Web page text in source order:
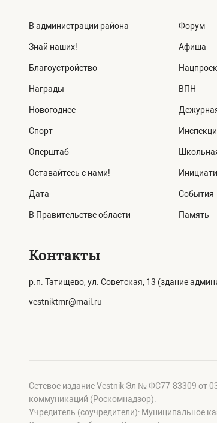
В администрации района
Знай наших!
Благоустройство
Награды
Новогоднее
Спорт
Оперштаб
Оставайтесь с нами!
Дата
В Правительстве области
Форум
Афиша
ВПН
События
Память
Контакты
р.п. Татищево, ул. Советская, 13 (здание
vestniktmr@mail.ru
Сетевое издание Vestnik Эл № ФС77-83309 от
коммуникаций (Роскомнадзор).
Учредитель (соучредители): Муниципальное